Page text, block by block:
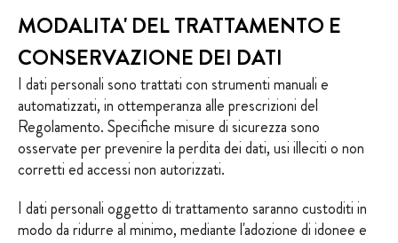
MODALITA' DEL TRATTAMENTO E
CONSERVAZIONE DEI DATI
I dati personali sono trattati con strumenti manuali e
automatizzati, in ottemperanza alle prescrizioni del
Regolamento. Specifiche misure di sicurezza sono
osservate per prevenire la perdita dei dati, usi illeciti o non
corretti ed accessi non autorizzati.
I dati personali oggetto di trattamento saranno custoditi in
modo da ridurre al minimo, mediante l'adozione di idonee e